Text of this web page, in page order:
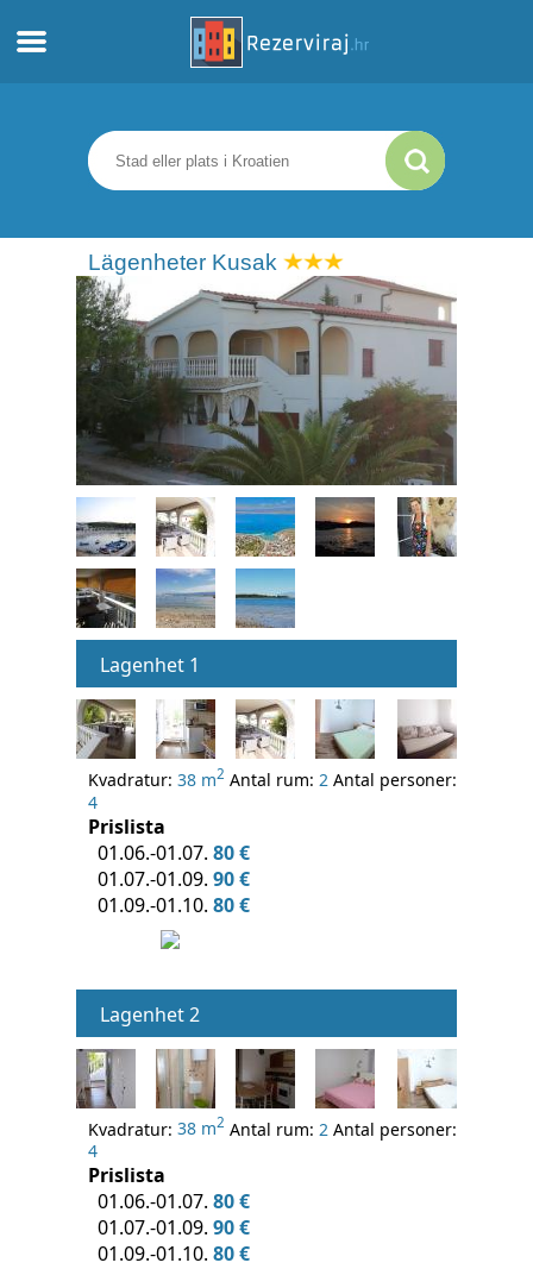
Lägenheter
Turistinformation
Stränder
webcams
Möt Kroatien
museer
Lägenheter Kusak
Lagenhet 1
Kvadratur: 38 m2 Antal rum: 2 Antal personer:
4
Prislista
01.06.-01.07. 80 €
01.07.-01.09. 90 €
01.09.-01.10. 80 €
Lagenhet 2
Kvadratur: 38 m2 Antal rum: 2 Antal personer:
4
Prislista
01.06.-01.07. 80 €
01.07.-01.09. 90 €
01.09.-01.10. 80 €